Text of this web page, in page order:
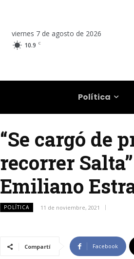
viernes 7 de agosto de 2026
10.9 C
Política
“Se cargó de
recorrer
Emiliano
POLÍTICA 11 de noviembre, 2021
Compartí Facebook